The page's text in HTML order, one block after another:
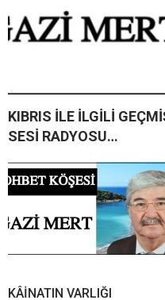
KIBRIS İLE İLGİLİ
SESİ RADYOSU…
KÂİNATIN VARLIĞI